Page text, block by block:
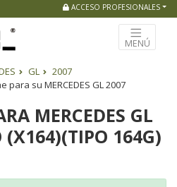
ACCESO PROFESIONALES
MENÚ
GL
2007
su MERCEDES GL 2007
MERCEDES GL
(X164)(TIPO 164G)